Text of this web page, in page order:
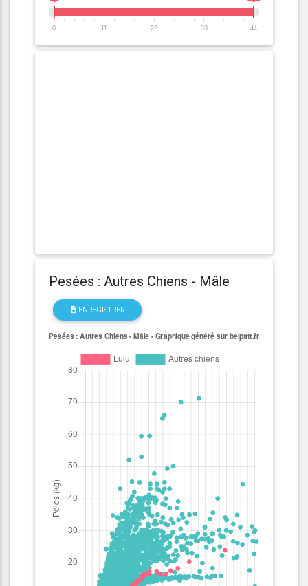
0 11 22 33 44
Pesées : Autres Chiens - Mâle
ENREGISTRER